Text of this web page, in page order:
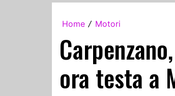
Home / Motori
ora testa a